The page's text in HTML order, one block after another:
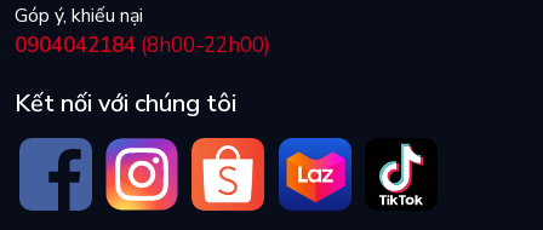
Góp ý, khiếu nại
0904042184 (8h00-22h00)
Kết nối với chúng tôi